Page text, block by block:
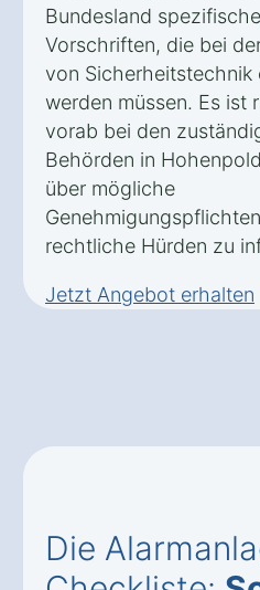
Bundesland spezifische
Vorschriften, die bei
von Sicherheitstechnik
werden müssen. Es ist
vorab bei den
Behörden in
über mögliche
rechtliche Hürden zu
Jetzt Angebot erhalten
Die